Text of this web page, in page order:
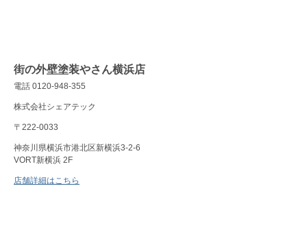
街の外壁塗装やさん横浜店
電話 0120-948-355
株式会社シェアテック
〒222-0033
神奈川県横浜市港北区新横浜3-2-6
VORT新横浜 2F
店舗詳細はこちら